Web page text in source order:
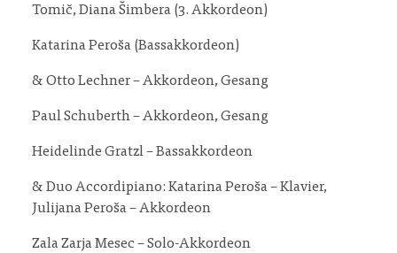
Tomič, Diana Šimbera (3. Akkordeon)
Katarina Peroša (Bassakkordeon)
& Otto Lechner – Akkordeon, Gesang
Paul Schuberth – Akkordeon, Gesang
Heidelinde Gratzl – Bassakkordeon
& Duo Accordipiano: Katarina Peroša – Klavier,
Julijana Peroša – Akkordeon
Zala Zarja Mesec – Solo-Akkordeon